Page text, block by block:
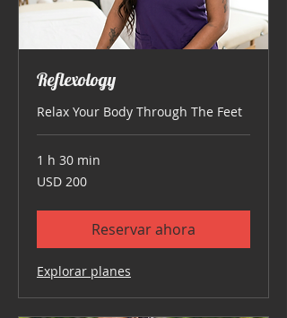
Reflexology
Relax Your Body Through The Feet
1 h 30 min
200
dólares
USD 200
Reservar ahora
Explorar planes